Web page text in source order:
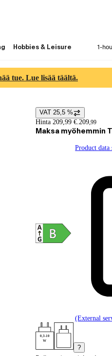
Hobbies & Leisure 1-
tue. Lue lisää täältä.
Price details
VAT 25,5 %
Hinta 209,99 €. 209,99
Maksa myöhemmin
Product data
(External
0,3-10
W
?